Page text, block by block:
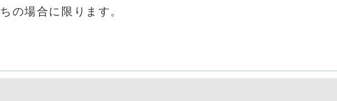
の場合に限ります。